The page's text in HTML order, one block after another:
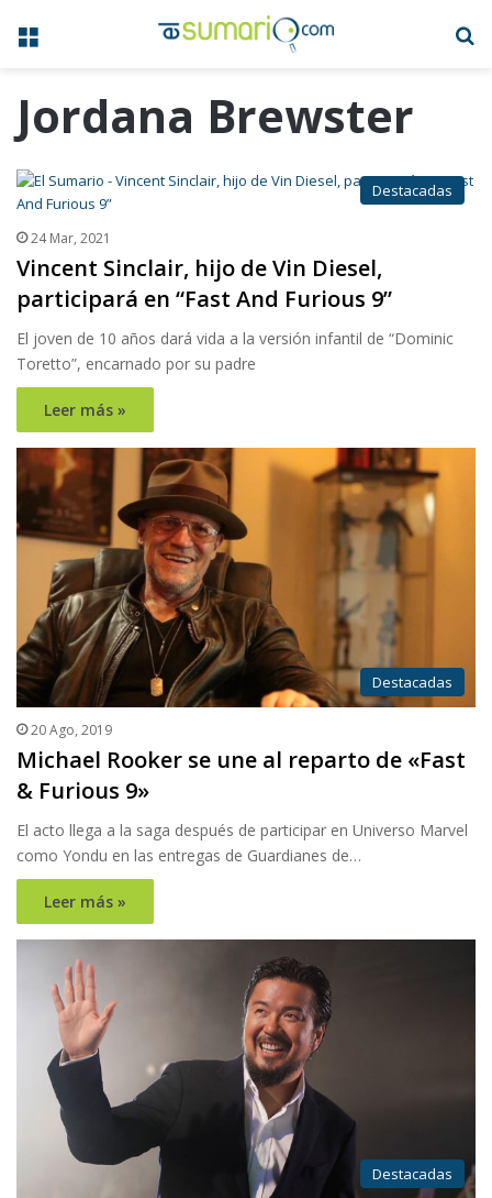
Menú
Jordana Brewster
Destacadas
24 Mar, 2021
Vincent Sinclair, hijo de Vin Diesel,
participará en “Fast And Furious 9”
El joven de 10 años dará vida a la versión infantil de “Dominic
Toretto”, encarnado por su padre
Leer más »
Destacadas
20 Ago, 2019
Michael Rooker se une al reparto de «Fast
& Furious 9»
El acto llega a la saga después de participar en Universo Marvel
como Yondu en las entregas de Guardianes de…
Leer más »
Destacadas